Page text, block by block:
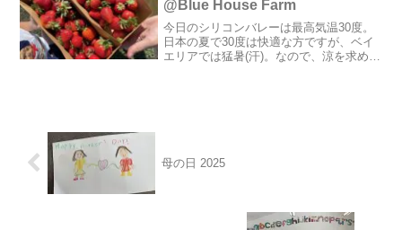
@Blue House Farm
今日のシリコンバレーは最高気温30度。
日本の夏で30度は快適な方ですが、ベイ
エリアでは猛暑(汗)。なので、涼を求めて
母の日 2025